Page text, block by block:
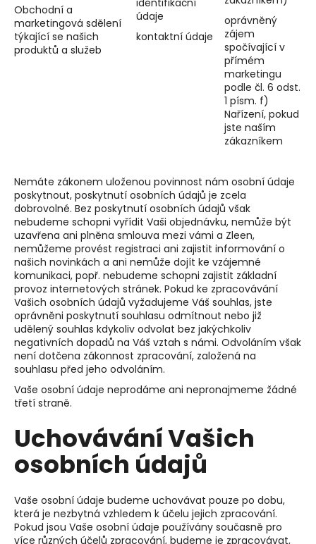
Obchodní a
marketingová sdělení
týkající se našich
produktů a služeb
údaje
kontaktní údaje
oprávněný
zájem
spočívající v
přímém
marketingu
podle čl. 6 odst.
1 písm. f)
Nařízení, pokud
jste naším
zákazníkem
Nemáte zákonem uloženou povinnost nám osobní údaje
poskytnout, poskytnutí osobních údajů je zcela
dobrovolné. Bez poskytnutí osobních údajů však
nebudeme schopni vyřídit Vaši objednávku, nemůže být
uzavřena ani plněna smlouva mezi vámi a Zleen,
nemůžeme provést registraci ani zajistit informování o
našich novinkách a ani nemůže dojít ke vzájemné
komunikaci, popř. nebudeme schopni zajistit základní
provoz internetových stránek. Pokud ke zpracovávání
Vašich osobních údajů vyžadujeme Váš souhlas, jste
oprávněni poskytnutí souhlasu odmítnout nebo již
udělený souhlas kdykoliv odvolat bez jakýchkoliv
negativních dopadů na Váš vztah s námi. Odvoláním však
není dotčena zákonnost zpracování, založená na
souhlasu před jeho odvoláním.
Vaše osobní údaje neprodáme ani nepronajmeme žádné
třetí straně.
Uchovávání Vašich
osobních údajů
Vaše osobní údaje budeme uchovávat pouze po dobu,
která je nezbytná vzhledem k účelu jejich zpracování.
Pokud jsou Vaše osobní údaje používány současně pro
více různých účelů zpracování, budeme je zpracovávat,